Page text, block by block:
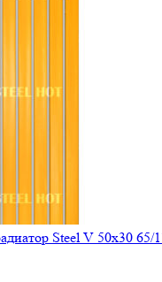
Steel V 50х30